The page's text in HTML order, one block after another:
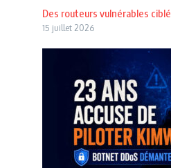
Des routeurs vulnérables
15 juillet 2026